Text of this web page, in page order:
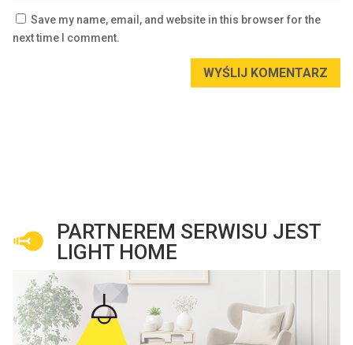
Save my name, email, and website in this browser for the
next time I comment.
WYŚLIJ KOMENTARZ
PARTNEREM SERWISU JEST
LIGHT HOME